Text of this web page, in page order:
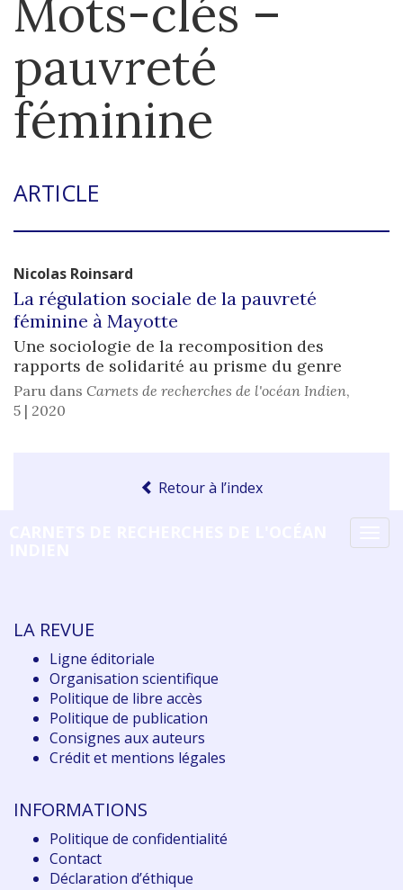
Mots-clés –
pauvreté
féminine
ARTICLE
Nicolas Roinsard
La régulation sociale de la pauvreté
féminine à Mayotte
Une sociologie de la recomposition des
rapports de solidarité au prisme du genre
Paru dans Carnets de recherches de l'océan Indien,
5 | 2020
Retour à l’index
LA REVUE
Ligne éditoriale
Organisation scientifique
Politique de libre accès
Politique de publication
Consignes aux auteurs
Crédit et mentions légales
INFORMATIONS
Politique de confidentialité
Contact
Déclaration d’éthique